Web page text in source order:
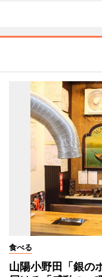
食べる
山陽小野田「銀